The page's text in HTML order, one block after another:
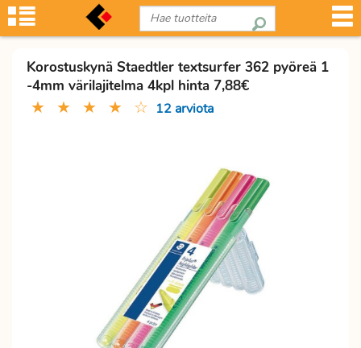
Korostuskynä Staedtler textsurfer 362 pyöreä 1
-4mm värilajitelma 4kpl hinta 7,88€
★ ★ ★ ★ ☆ 12 arviota